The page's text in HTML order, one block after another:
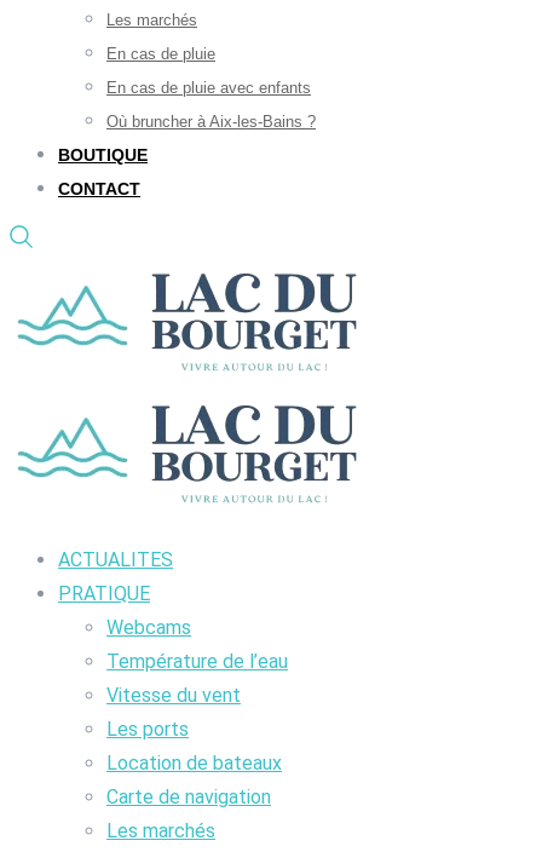
Les marchés
En cas de pluie
En cas de pluie avec enfants
Où bruncher à Aix-les-Bains ?
BOUTIQUE
CONTACT
ACTUALITES
PRATIQUE
Webcams
Température de l’eau
Vitesse du vent
Les ports
Location de bateaux
Carte de navigation
Les marchés